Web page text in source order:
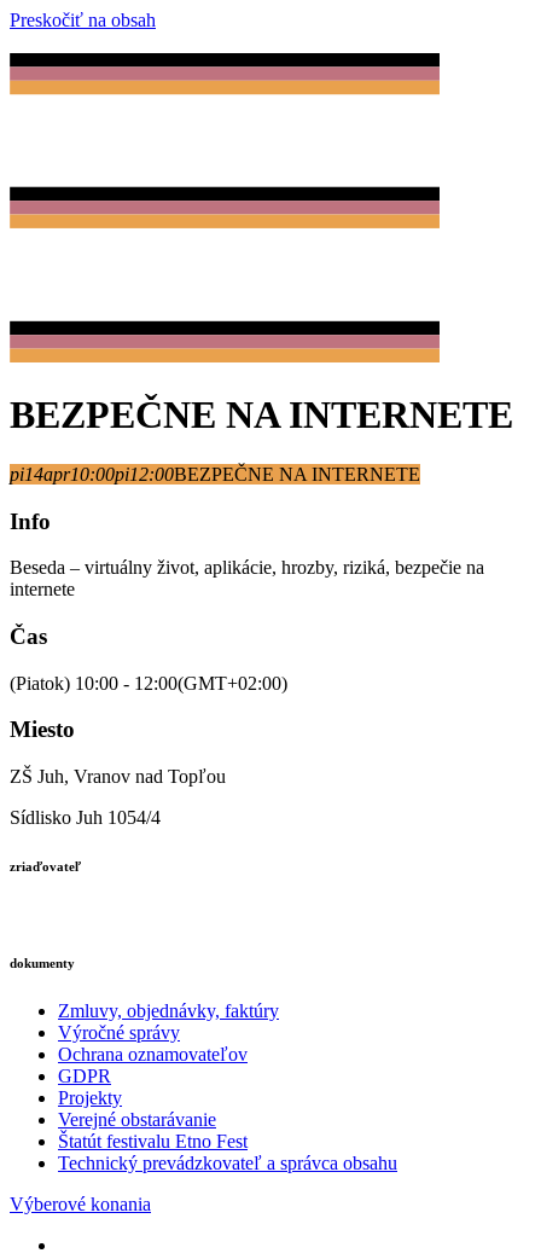
Preskočiť na obsah
BEZPEČNE NA INTERNETE
pi14apr10:00pi12:00BEZPEČNE NA INTERNETE
Info
Beseda – virtuálny život, aplikácie, hrozby, riziká, bezpečie na
internete
Čas
(Piatok) 10:00 - 12:00(GMT+02:00)
Miesto
ZŠ Juh, Vranov nad Topľou
Sídlisko Juh 1054/4
zriaďovateľ
dokumenty
Zmluvy, objednávky, faktúry
Výročné správy
Ochrana oznamovateľov
GDPR
Projekty
Verejné obstarávanie
Štatút festivalu Etno Fest
Technický prevádzkovateľ a správca obsahu
Výberové konania